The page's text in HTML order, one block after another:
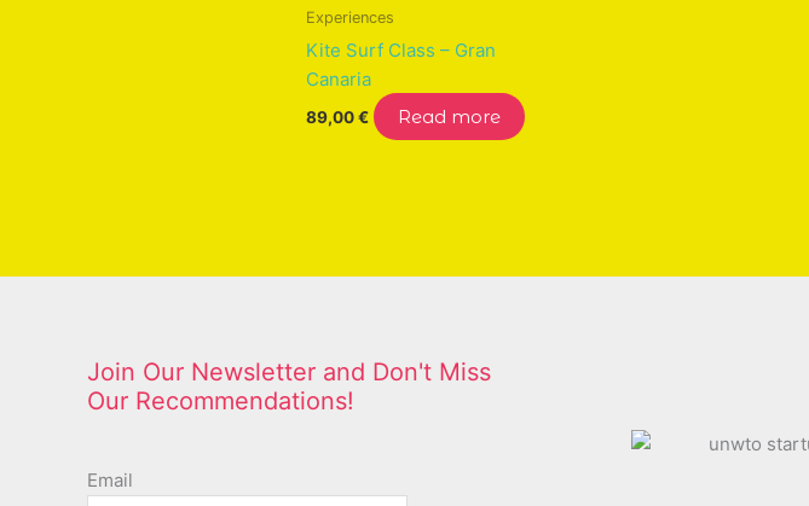
Experiences
Kite Surf Class – Gran
Canaria
89,00€ Read more
Join Our Newsletter and Don't Miss
Our Recommendations!
Email